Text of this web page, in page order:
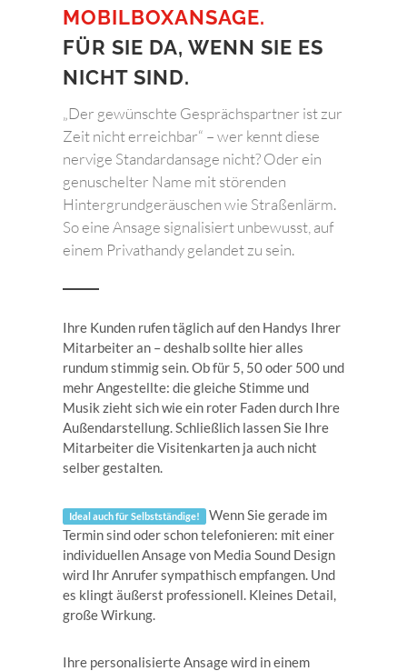
MOBILBOXANSAGE.
FÜR SIE DA, WENN SIE ES
NICHT SIND.
„Der gewünschte Gesprächspartner ist zur
Zeit nicht erreichbar“ – wer kennt diese
nervige Standardansage nicht? Oder ein
genuschelter Name mit störenden
Hintergrundgeräuschen wie Straßenlärm.
So eine Ansage signalisiert unbewusst, auf
einem Privathandy gelandet zu sein.
Ihre Kunden rufen täglich auf den Handys Ihrer
Mitarbeiter an – deshalb sollte hier alles
rundum stimmig sein. Ob für 5, 50 oder 500 und
mehr Angestellte: die gleiche Stimme und
Musik zieht sich wie ein roter Faden durch Ihre
Außendarstellung. Schließlich lassen Sie Ihre
Mitarbeiter die Visitenkarten ja auch nicht
selber gestalten.
Ideal auch für Selbstständige! Wenn Sie gerade im
Termin sind oder schon telefonieren: mit einer
individuellen Ansage von Media Sound Design
wird Ihr Anrufer sympathisch empfangen. Und
es klingt äußerst professionell. Kleines Detail,
große Wirkung.
Ihre personalisierte Ansage wird in einem